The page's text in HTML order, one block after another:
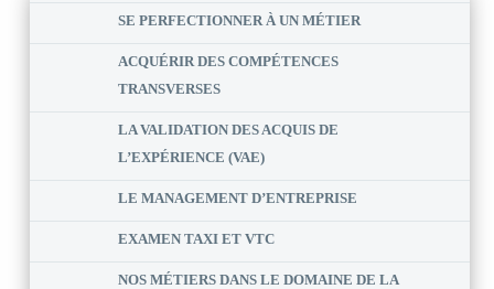
SE PERFECTIONNER À UN MÉTIER
ACQUÉRIR DES COMPÉTENCES
TRANSVERSES
LA VALIDATION DES ACQUIS DE
L’EXPÉRIENCE (VAE)
LE MANAGEMENT D’ENTREPRISE
EXAMEN TAXI ET VTC
NOS MÉTIERS DANS LE DOMAINE DE LA